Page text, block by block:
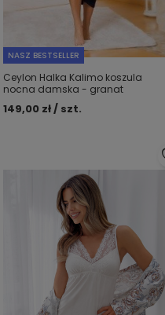
NASZ BESTSELLER
Ceylon Halka Kalimo koszula
nocna damska - granat
149,00 zł / szt.